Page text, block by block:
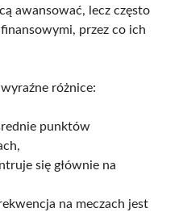
awansować, lecz często
przez co ich
różnice:
punktów
się głównie na
na meczach jest